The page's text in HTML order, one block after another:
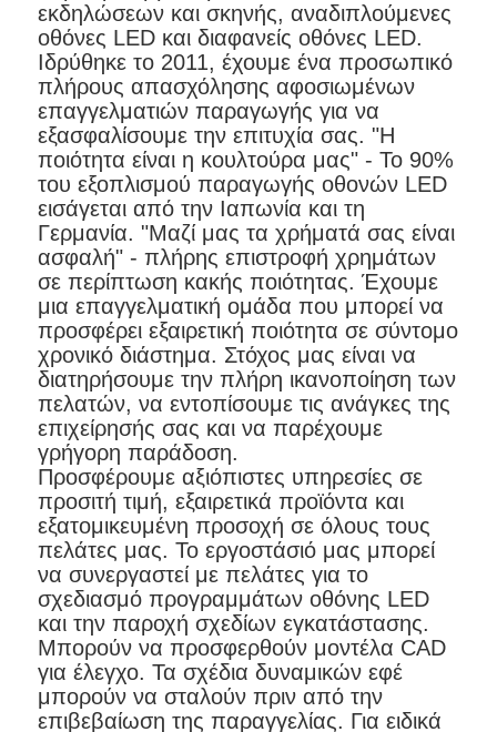
εκδηλώσεων και σκηνής, αναδιπλούμενες
οθόνες LED και διαφανείς οθόνες LED.
Ιδρύθηκε το 2011, έχουμε ένα προσωπικό
πλήρους απασχόλησης αφοσιωμένων
επαγγελματιών παραγωγής για να
εξασφαλίσουμε την επιτυχία σας. "Η
ποιότητα είναι η κουλτούρα μας" - Το 90%
του εξοπλισμού παραγωγής οθονών LED
εισάγεται από την Ιαπωνία και τη
Γερμανία. "Μαζί μας τα χρήματά σας είναι
ασφαλή" - πλήρης επιστροφή χρημάτων
σε περίπτωση κακής ποιότητας. Έχουμε
μια επαγγελματική ομάδα που μπορεί να
προσφέρει εξαιρετική ποιότητα σε σύντομο
χρονικό διάστημα. Στόχος μας είναι να
διατηρήσουμε την πλήρη ικανοποίηση των
πελατών, να εντοπίσουμε τις ανάγκες της
επιχείρησής σας και να παρέχουμε
γρήγορη παράδοση.
Προσφέρουμε αξιόπιστες υπηρεσίες σε
προσιτή τιμή, εξαιρετικά προϊόντα και
εξατομικευμένη προσοχή σε όλους τους
πελάτες μας. Το εργοστάσιό μας μπορεί
να συνεργαστεί με πελάτες για το
σχεδιασμό προγραμμάτων οθόνης LED
και την παροχή σχεδίων εγκατάστασης.
Μπορούν να προσφερθούν μοντέλα CAD
για έλεγχο. Τα σχέδια δυναμικών εφέ
μπορούν να σταλούν πριν από την
επιβεβαίωση της παραγγελίας. Για ειδικά